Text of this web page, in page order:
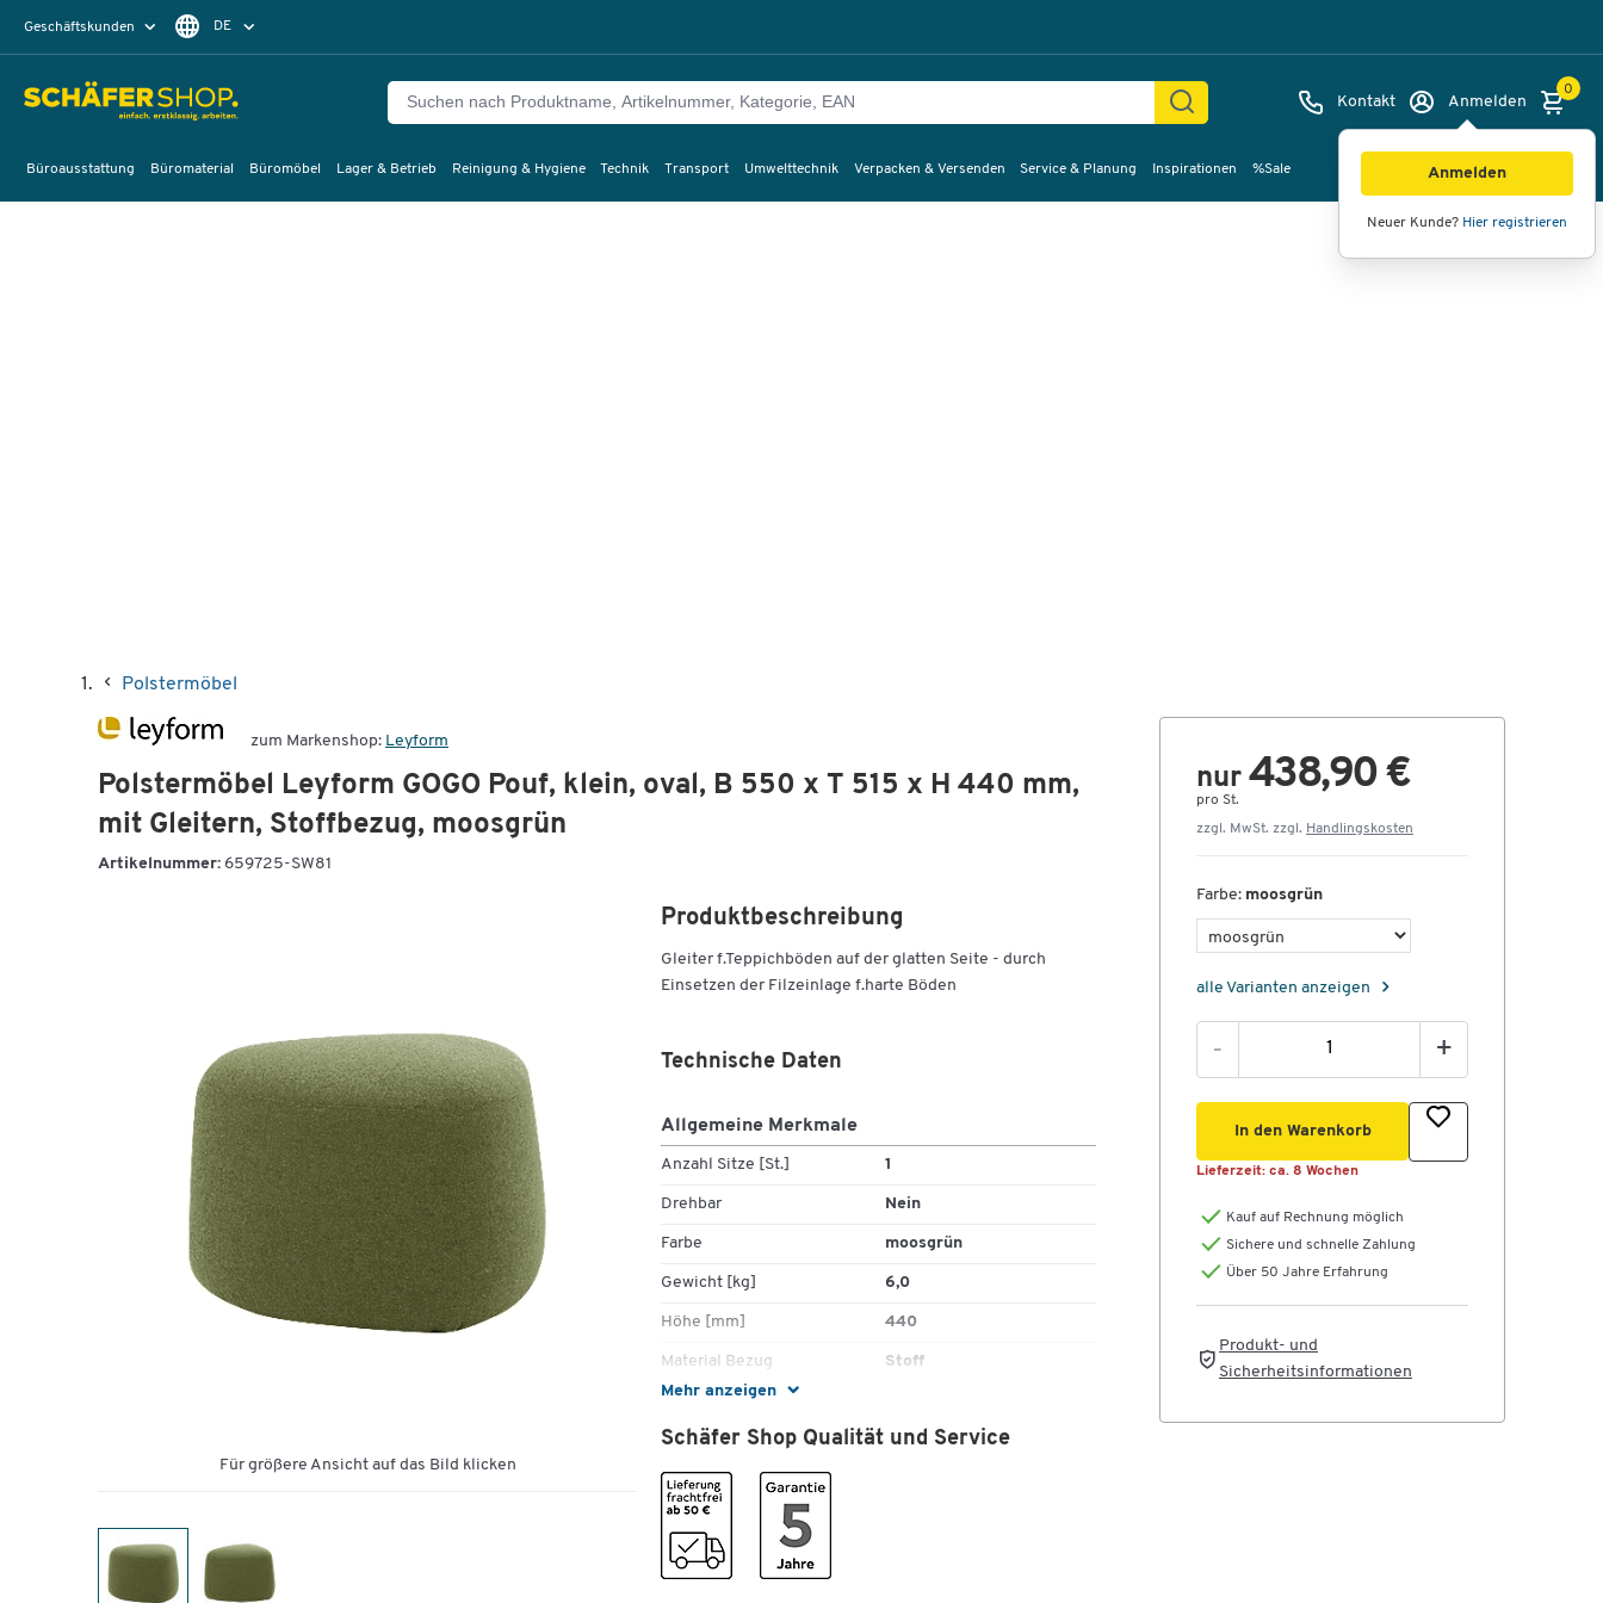
Geschäftskunden DE
Kontakt Anmelden
Anmelden
Neuer Kunde? Hier registrieren
0
Büroausstattung Büromaterial Büromöbel Lager & Betrieb Reinigung & Hygiene Technik Transport Umwelttechnik Verpacken & Versenden Service & Planung Inspirationen %Sale
Polstermöbel
zum Markenshop: Leyform
Polstermöbel Leyform GOGO Pouf, klein, oval, B 550 x T 515 x H 440 mm,
mit Gleitern, Stoffbezug, moosgrün
Artikelnummer: 659725-SW81
Für größere Ansicht auf das Bild klicken
Produktbeschreibung
Gleiter f.Teppichböden auf der glatten Seite - durch
Einsetzen der Filzeinlage f.harte Böden
Mehr anzeigen
Technische Daten
Allgemeine Merkmale
Anzahl Sitze [St.] 1
Drehbar Nein
Farbe moosgrün
Gewicht [kg] 6,0
Höhe [mm] 440
Material Bezug Stoff
Material Polsterung
Schaum)
Sitzform
Sitzhöhe [mm]
Sitztiefe [mm]
Schäfer Shop Qualität und Service
nur 438,90 €
pro St.
zzgl. MwSt. zzgl. Handlingskosten
Farbe: moosgrün
alle Varianten anzeigen
- +
In den Warenkorb
Lieferzeit: ca. 8 Wochen
Kauf auf Rechnung möglich
Sichere und schnelle Zahlung
Über 50 Jahre Erfahrung
Produkt- und
Sicherheitsinformationen
Bilder Videos 360°-Ansicht